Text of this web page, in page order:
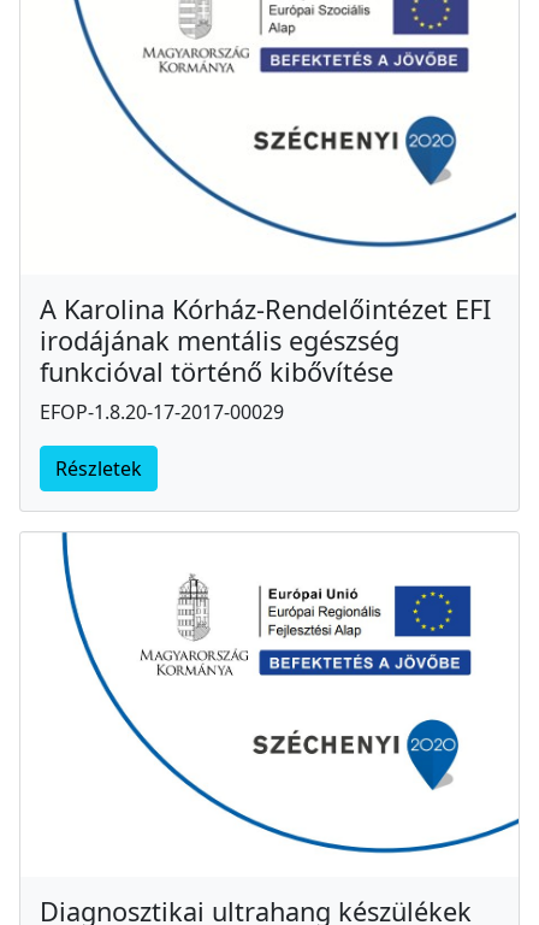
A Karolina Kórház-Rendelőintézet EFI
irodájának mentális egészség
funkcióval történő kibővítése
EFOP-1.8.20-17-2017-00029
Részletek
Diagnosztikai ultrahang készülékek